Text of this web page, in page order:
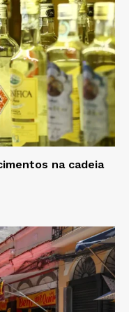
na cadeia